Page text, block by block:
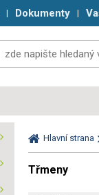
Dokumenty
Hlavní strana
Třmeny